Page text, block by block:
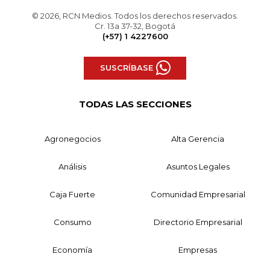
© 2026, RCN Medios. Todos los derechos reservados.
Cr. 13a 37-32, Bogotá
(+57) 1 4227600
SUSCRÍBASE
TODAS LAS SECCIONES
Agronegocios Alta Gerencia
Análisis Asuntos Legales
Caja Fuerte Comunidad Empresarial
Consumo Directorio Empresarial
Economía Empresas